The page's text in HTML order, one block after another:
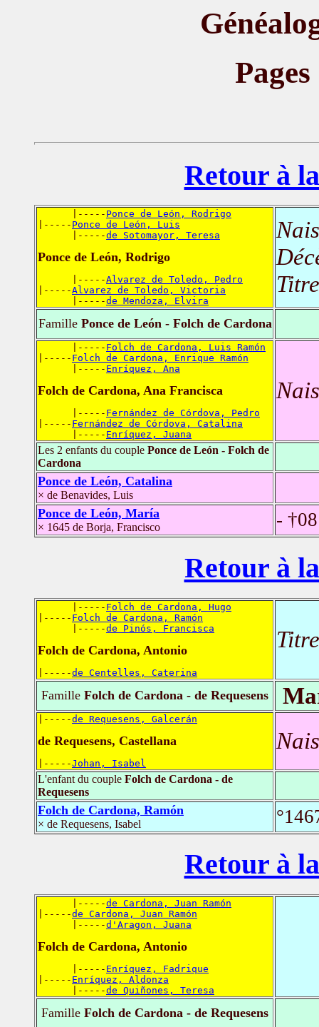
Retour à
      |-----
Ponce de León, Rodrigo
|----- Ponce de León, Luis
      |-----
de Sotomayor, Teresa
Ponce de León, Rodrigo
      |-----
Alvarez de Toledo, Pedro
|-----Alvarez de Toledo, Victoria
      |-----
de Mendoza, Elvira
FamillePonce de León - Folch de Cardona
      |-----
Folch de Cardona, Luis Ramón
|----- Folch de Cardona, Enrique Ramón
      |-----
Enríquez, Ana
Folch de Cardona, Ana Francisca
      |-----
Fernández de Córdova, Pedro
|----- Fernández de Córdova, Catalina
      |-----
Enríquez, Juana
Les 2 enfants du couple Ponce de León - Folch de
Cardona
Ponce de León, Catalina
× de Benavides, Luis
Ponce de León, María
× 1645 de Borja, Francisco -
Retour à
      |-----
Folch de Cardona, Hugo
|----- Folch de Cardona, Ramón
      |-----
de Pinós, Francisca
Folch de Cardona, Antonio
|-----de Centelles, Caterina
Famille Folch de Cardona - de Requesens
|-----de Requesens, Galcerán
de Requesens, Castellana
|-----Johan, Isabel
L'enfant du couple Folch de Cardona - de
Requesens
Folch de Cardona, Ramón
× de Requesens, Isabel
Retour à
      |-----
de Cardona, Juan Ramón
|-----de Cardona, Juan Ramón
      |-----
d'Aragon, Juana
Folch de Cardona, Antonio
      |-----
Enríquez, Fadrique
|----- Enríquez, Aldonza
      |-----
de Quiñones, Teresa
Famille Folch de Cardona - de Requesens